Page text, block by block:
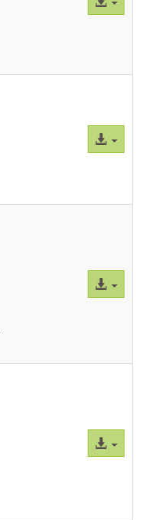
al
Acceso
al
Acceso
al
Acceso
al